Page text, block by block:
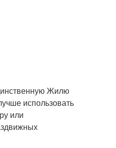
Жилю
использовать
или